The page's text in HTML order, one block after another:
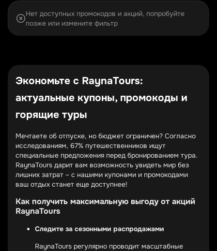
Нет доступных промокодов и акций, попробуйте
позже или измените фильтр
Экономьте с RaynaTours:
актуальные купоны, промокоды и
горящие туры
Мечтаете об отпуске, но бюджет ограничен? Согласно
исследованиям, 67% путешественников ищут
специальные предложения перед бронированием тура.
RaynaTours дарит вам возможность увидеть мир без
лишних затрат – с нашими купонами и промокодами
ваш отдых станет еще доступнее!
Как получить максимальную выгоду от акций
RaynaTours
Следите за сезонными распродажами
RaynaTours регулярно проводит масштабные